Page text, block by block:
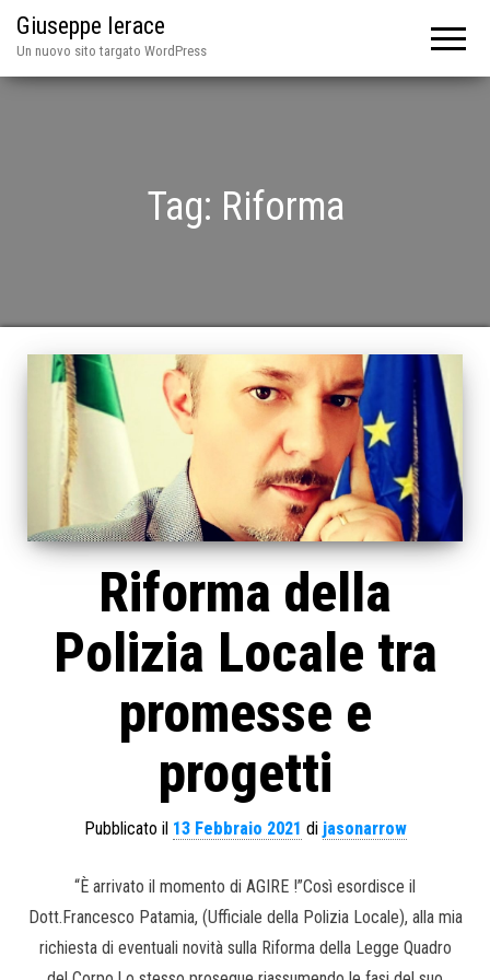
Giuseppe Ierace
Un nuovo sito targato WordPress
Tag: Riforma
Riforma della
Polizia Locale tra
promesse e
progetti
Pubblicato il 13 Febbraio 2021 di jasonarrow
“È arrivato il momento di AGIRE !”Così esordisce il
Dott.Francesco Patamia, (Ufficiale della Polizia Locale), alla mia
richiesta di eventuali novità sulla Riforma della Legge Quadro